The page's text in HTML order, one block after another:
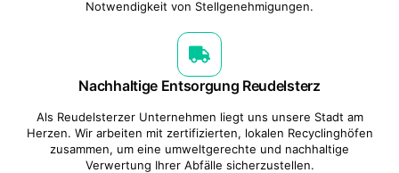
Notwendigkeit von Stellgenehmigungen.
Nachhaltige Entsorgung Reudelsterz
Als Reudelsterzer Unternehmen liegt uns unsere Stadt am
Herzen. Wir arbeiten mit zertifizierten, lokalen Recyclinghöfen
zusammen, um eine umweltgerechte und nachhaltige
Verwertung Ihrer Abfälle sicherzustellen.